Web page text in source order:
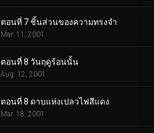
ตอนที่ 7 ชิ้นส่วนของความทรงจำ
Mar. 11, 2001
ตอนที่ 8 วันฤดูร้อนนั้น
Aug. 12, 2001
ตอนที่ 8 ดาบแห่งเปลวไฟสีแดง
Mar. 18, 2001